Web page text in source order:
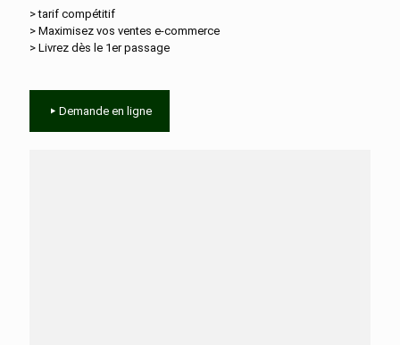
> tarif compétitif
> Maximisez vos ventes e‑commerce
> Livrez dès le 1er passage
Demande en ligne